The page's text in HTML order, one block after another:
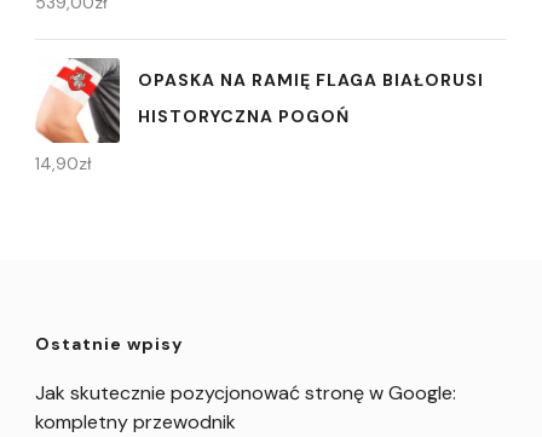
OPASKA NA RAMIĘ FLAGA BIAŁORUSI
HISTORYCZNA POGOŃ
14,90zł
Ostatnie wpisy
Jak skutecznie pozycjonować stronę w Google:
kompletny przewodnik